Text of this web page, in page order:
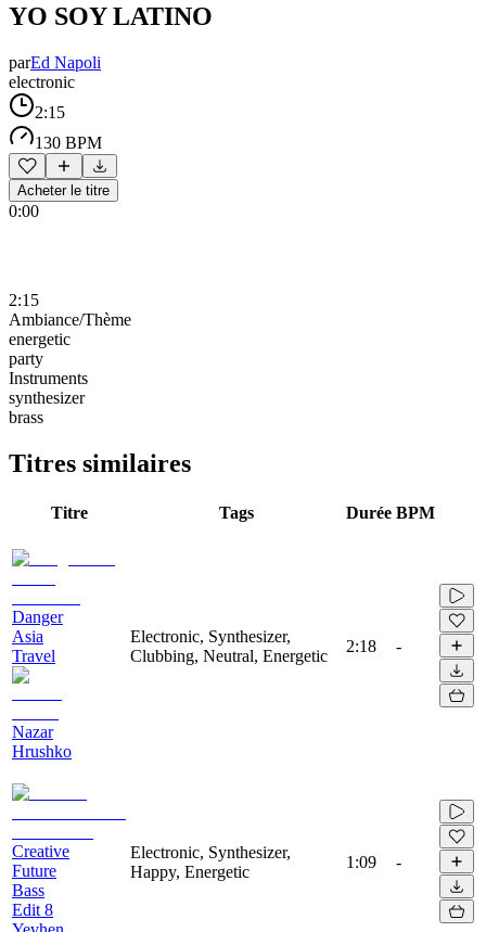
YO SOY LATINO
parEd Napoli
electronic
2:15
130 BPM
Acheter le titre
0:00
2:15
Ambiance/Thème
energetic
party
Instruments
synthesizer
brass
Titres similaires
Titre Tags Durée BPM
Danger
Asia
Travel
Nazar
Hrushko
Electronic, Synthesizer,
Clubbing, Neutral, Energetic
2:18 -
Creative
Future
Bass
Edit 8
Electronic, Synthesizer,
Happy, Energetic
1:09 -